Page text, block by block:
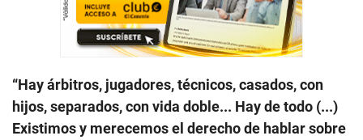
“Hay árbitros, jugadores, técnicos, casados, con
hijos, separados, con vida doble... Hay de todo (...)
Existimos y merecemos el derecho de hablar sobre